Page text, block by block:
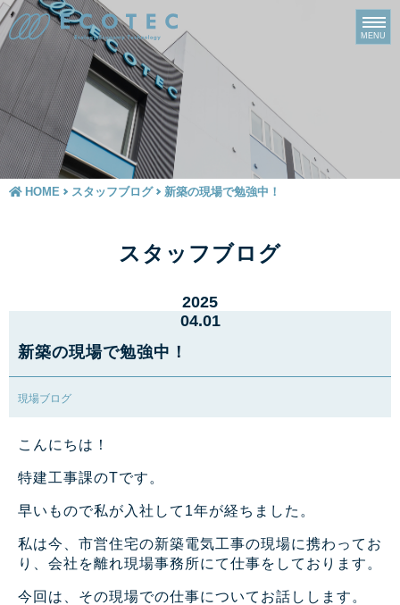
HOME スタッフブログ 新築の現場で勉強中！
スタッフブログ
2025
04.01
新築の現場で勉強中！
現場ブログ
こんにちは！
特建工事課のTです。
早いもので私が入社して1年が経ちました。
私は今、市営住宅の新築電気工事の現場に携わってお
り、会社を離れ現場事務所にて仕事をしております。
今回は、その現場での仕事についてお話しします。